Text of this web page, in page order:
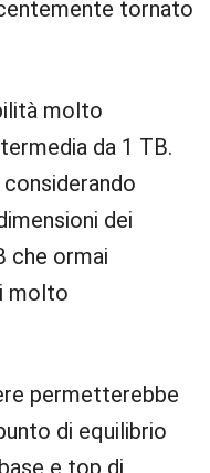
tornato
molto
da 1 TB.
dei
che ormai
molto
permetterebbe
di equilibrio
e top di